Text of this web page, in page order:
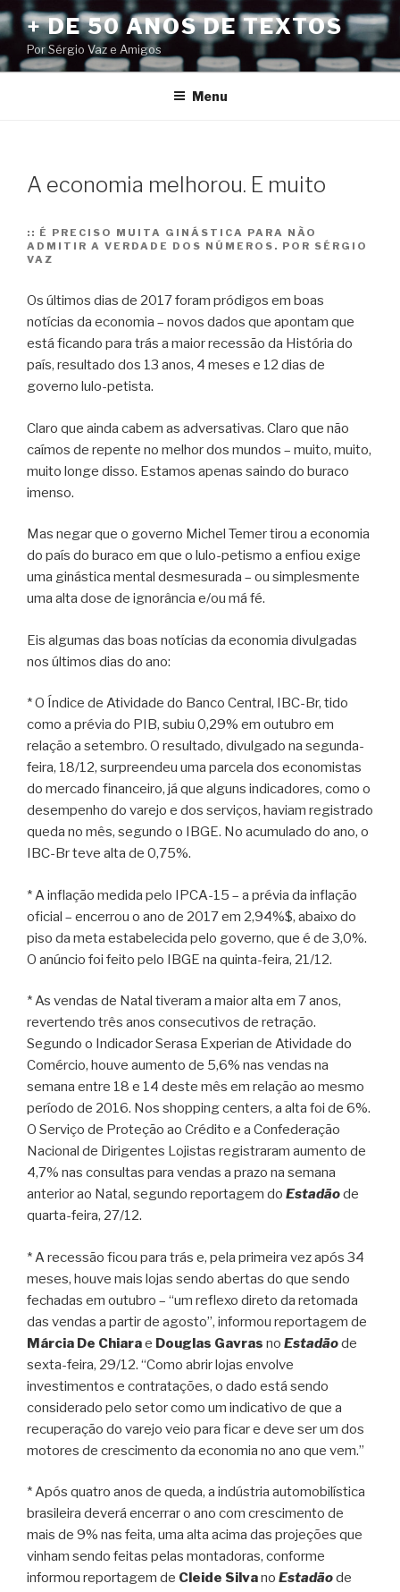
Pular
para
o
conteúdo
+ DE 50 ANOS DE TEXTOS
Por Sérgio Vaz e Amigos
Menu
A economia melhorou. E muito
:: É PRECISO MUITA GINÁSTICA PARA NÃO
ADMITIR A VERDADE DOS NÚMEROS. POR SÉRGIO
VAZ
Os últimos dias de 2017 foram pródigos em boas
notícias da economia – novos dados que apontam que
está ficando para trás a maior recessão da História do
país, resultado dos 13 anos, 4 meses e 12 dias de
governo lulo-petista.
Claro que ainda cabem as adversativas. Claro que não
caímos de repente no melhor dos mundos – muito, muito,
muito longe disso. Estamos apenas saindo do buraco
imenso.
Mas negar que o governo Michel Temer tirou a economia
do país do buraco em que o lulo-petismo a enfiou exige
uma ginástica mental desmesurada – ou simplesmente
uma alta dose de ignorância e/ou má fé.
Eis algumas das boas notícias da economia divulgadas
nos últimos dias do ano:
* O Índice de Atividade do Banco Central, IBC-Br, tido
como a prévia do PIB, subiu 0,29% em outubro em
relação a setembro. O resultado, divulgado na segunda-
feira, 18/12, surpreendeu uma parcela dos economistas
do mercado financeiro, já que alguns indicadores, como o
desempenho do varejo e dos serviços, haviam registrado
queda no mês, segundo o IBGE. No acumulado do ano, o
IBC-Br teve alta de 0,75%.
* A inflação medida pelo IPCA-15 – a prévia da inflação
oficial – encerrou o ano de 2017 em 2,94%$, abaixo do
piso da meta estabelecida pelo governo, que é de 3,0%.
O anúncio foi feito pelo IBGE na quinta-feira, 21/12.
* As vendas de Natal tiveram a maior alta em 7 anos,
revertendo três anos consecutivos de retração.
Segundo o Indicador Serasa Experian de Atividade do
Comércio, houve aumento de 5,6% nas vendas na
semana entre 18 e 14 deste mês em relação ao mesmo
período de 2016. Nos shopping centers, a alta foi de 6%.
O Serviço de Proteção ao Crédito e a Confederação
Nacional de Dirigentes Lojistas registraram aumento de
4,7% nas consultas para vendas a prazo na semana
anterior ao Natal, segundo reportagem do Estadãode
quarta-feira, 27/12.
* A recessão ficou para trás e, pela primeira vez após 34
meses, houve mais lojas sendo abertas do que sendo
fechadas em outubro – “um reflexo direto da retomada
das vendas a partir de agosto”, informou reportagem de
Márcia De Chiarae Douglas Gavras no Estadãode
sexta-feira, 29/12. “Como abrir lojas envolve
investimentos e contratações, o dado está sendo
considerado pelo setor como um indicativo de que a
recuperação do varejo veio para ficar e deve ser um dos
motores de crescimento da economia no ano que vem.”
* Após quatro anos de queda, a indústria automobilística
brasileira deverá encerrar o ano com crescimento de
mais de 9% nas feita, uma alta acima das projeções que
vinham sendo feitas pelas montadoras, conforme
informou reportagem de Cleide Silvano Estadãode